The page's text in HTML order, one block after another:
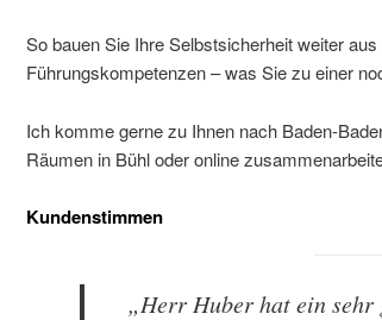
So bauen Sie Ihre Selbstsicherheit weiter
Führungskompetenzen – was Sie zu einer
Ich komme gerne zu Ihnen nach Baden-
Räumen in Bühl oder online
Kundenstimmen
„Herr Huber hat ein sehr